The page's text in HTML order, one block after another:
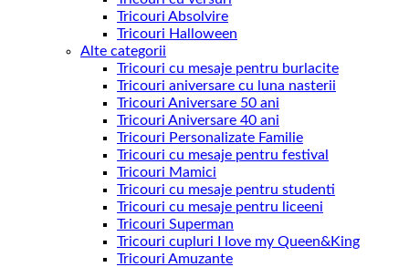
Tricouri Absolvire
Tricouri Halloween
Alte categorii
Tricouri cu mesaje pentru burlacite
Tricouri aniversare cu luna nasterii
Tricouri Aniversare 50 ani
Tricouri Aniversare 40 ani
Tricouri Personalizate Familie
Tricouri cu mesaje pentru festival
Tricouri Mamici
Tricouri cu mesaje pentru studenti
Tricouri cu mesaje pentru liceeni
Tricouri Superman
Tricouri cupluri I love my Queen&King
Tricouri Amuzante